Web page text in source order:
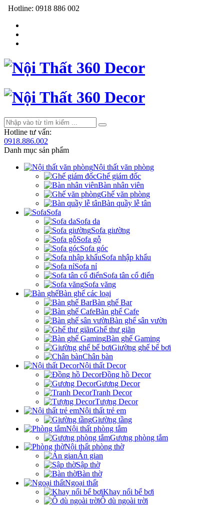
Hotline: 0918 886 002
Hotline tư vấn:
0918.886.002
Danh mục sản phẩm
Nội thất văn phòng
Ghế giám đốc
Bàn nhân viên
Ghế văn phòng
Bàn quầy lễ tân
Sofa
Sofa da
Sofa giường
Sofa gỗ
Sofa góc
Sofa nhập khẩu
Sofa nỉ
Sofa tân cổ điển
Sofa văng
Bàn ghế các loại
Bàn ghế Bar
Bàn ghế Cafe
Bàn ghế sân vườn
Ghế thư giãn
Bàn ghế Gaming
Giường ghế bể bơi
Chân bàn
Nội thất Decor
Đồng hồ Decor
Gương Decor
Tranh Decor
Tượng Decor
Nội thất trẻ em
Giường tầng
Nội thất phòng tắm
Gương phòng tắm
Nội thất phòng thờ
Án gian
Sập thờ
Bàn thờ
Ngoại thất
Khay nổi bể bơi
Ô dù ngoài trời